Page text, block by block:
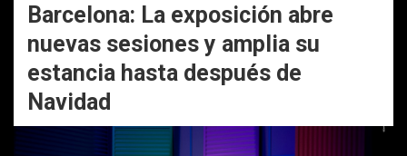
Barcelona: La exposición abre
nuevas sesiones y amplia su
estancia hasta después de
Navidad